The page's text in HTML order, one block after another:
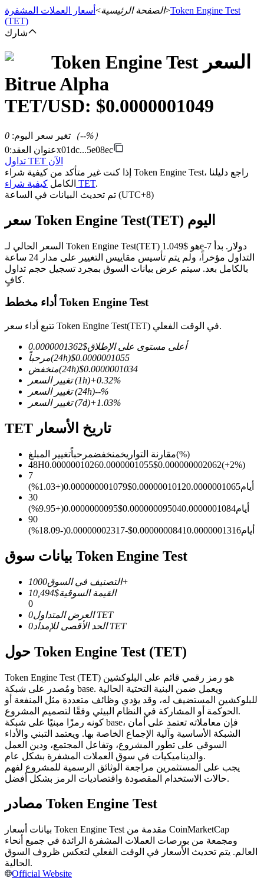
العقود الآجلة
العقود الآجلة USDT
العقود الآجلة لـ COIN-M
العقود الآجلة للعملات المشفرة
TradFi
مشتقات الأسهم والعملات الأجنبية والمعادن الثمينة والسلع
العقود الآجلة USDC
العقود الآجلة باستخدام USDC كضمان
انضم إلى أفضل المتداولين
استمتع بتقاسم الأرباح وعمولات نسخ التداول
الصفحة الرئيسية> أسعار العملات المشفرة >Token Engine Test
(TET)
شارك
Token Engine Test السعر
Bitrue Alpha
TET/USD: $0.0000001049
تغير سعر اليوم:
0 （--%）
عنوان العقد:
0x01dc...5e08ec
تداول TET الآن
إذا كنت غير متأكد من كيفية شراء Token Engine Test، راجع دليلنا
الكامل كيفية شراء TET.
تم تحديث البيانات في الساعة (UTC+8)
سعر Token Engine Test(TET) اليوم
السعر الحالي لـ Token Engine Test(TET) هو $1.049e-7 دولار. بدأ
التداول مؤخراً، ولم يتم تأسيس مقاييس التغيير على مدار 24 ساعة
بالكامل بعد. سيتم عرض بيانات السوق بمجرد تسجيل حجم تداول
كافٍ.
أداء مخطط Token Engine Test
تتبع أداء سعر Token Engine Test(TET) في الوقت الفعلي.
أعلى مستوى على الإطلاق$
0.0000001362
مرحباً
(24h)$0.0000001055
منخفض
(24h)$0.0000001034
تغيير السعر
(1h)+0.32%
تغيير السعر
(24h)--%
تغيير السعر
(7d)+1.03%
TET تاريخ الأسعار
مقارنة التواريخمنخفضمرحباًتغيير المبلغ
(%)
48H0.00000010260.0000001055$0.000000002062(+2%)
7
أيام
0.00000010120.0000001065
$
0.000000001079
(
+
1.03
%)
30
أيام
0.000000095040.0000001084
$
0.0000000095
(
+
9.95
%)
90
أيام
0.00000008410.0000001316
$
-0.00000002317
(
-18.09
%)
بيانات سوق Token Engine Test
التصنيف في السوق1000+
القيمة السوقية$
10,494
0
العرض المتداول0
TET
الحد الأقصى للإمداد0 TET
حول Token Engine Test (TET)
Token Engine Test (TET) هو رمز رقمي قائم على البلوكشين
ومُصدر على شبكة base. ويعمل ضمن البنية التحتية الحالية
للبلوكشين المستضيف له، وقد يؤدي وظائف متعددة مثل المنفعة أو
الحوكمة أو المشاركة في النظام البيئي وفقًا لتصميم المشروع.
كونه رمزًا مبنيًا على شبكة base، فإن معاملاته تعتمد على أمان
الشبكة الأساسية وآلية الإجماع الخاصة بها. ويعتمد التبني والأداء
السوقي على تطور المشروع، وتفاعل المجتمع، ودين العمل
والديناميكيات في سوق العملات المشفرة بشكل عام.
يجب على المستثمرين مراجعة الوثائق الرسمية للمشروع لفهم
حالات الاستخدام المقصودة واقتصاديات الرمز بشكل أفضل.
مصادر Token Engine Test
بيانات أسعار Token Engine Test مقدمة من CoinMarketCap
ومجمعة من بورصات العملات المشفرة الرائدة في جميع أنحاء
العالم. يتم تحديث الأسعار في الوقت الفعلي لتعكس ظروف السوق
الحالية.
Official Website